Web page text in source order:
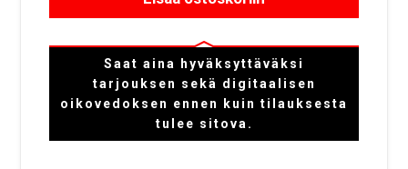
Saat aina hyväksyttäväksi
tarjouksen sekä digitaalisen
oikovedoksen ennen kuin tilauksesta
tulee sitova.